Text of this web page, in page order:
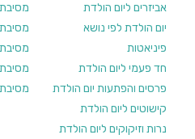
מסיבת
מסיבת
מסיבת
מסיבת
מסיבת
אביזרים ליום הולדת
יום הולדת לפי נושא
פיניאטות
חד פעמי ליום הולדת
פרסים והפתעות יום הולדת
קישוטים ליום הולדת
נרות וזיקוקים ליום הולדת